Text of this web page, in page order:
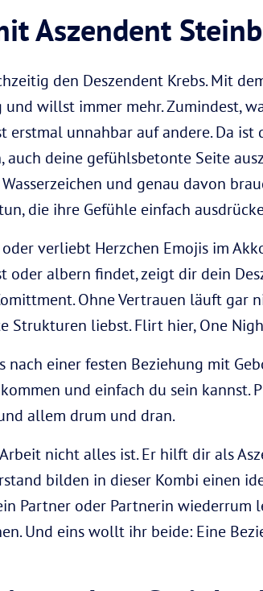
Aszendent
den Deszendent Krebs. Mit
willst immer mehr. Zumindest,
unnahbar auf andere. Da ist
deine gefühlsbetonte Seite
und genau davon
die ihre Gefühle einfach
verliebt Herzchen Emojis im
albern findet, zeigt dir dein
Ohne Vertrauen läuft gar
Strukturen liebst. Flirt hier, One
einer festen Beziehung mit
kommen und einfach du sein kannst.
allem drum und dran.
nicht alles ist. Er hilft dir als
bilden in dieser Kombi einen
Partner oder Partnerin
Und eins wollt ihr beide: Eine